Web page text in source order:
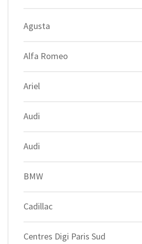
Agusta
Alfa Romeo
Ariel
Audi
Audi
BMW
Cadillac
Centres Digi Paris Sud